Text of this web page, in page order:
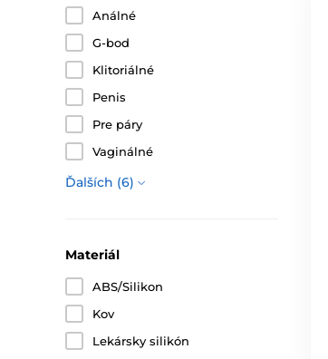
Análné
G-bod
Klitoriálné
Penis
Pre páry
Vaginálné
Ďalších (6)
Materiál
ABS/Silikon
Kov
Lekársky silikón